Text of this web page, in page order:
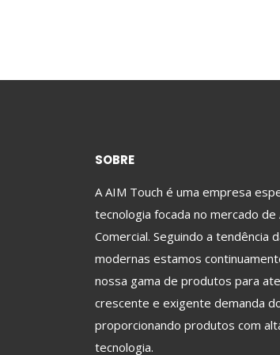
SOBRE
A AIM Touch é uma empresa
tecnologia focada no mercado de
Comercial. Seguindo a tendência
modernas estamos
nossa gama de produtos para
crescente e exigente demanda
proporcionando produtos com
tecnologia.